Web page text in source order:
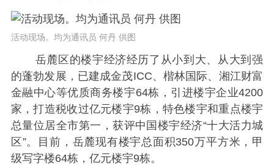
活动现场。均为通讯员 何丹 供图
岳麓区的楼宇经济经历了从小到大、从大到强
的蓬勃发展，已建成金茂ICC、楷林国际、湘江财富
金融中心等优质商务楼宇64栋，引进楼宇企业4200
家，打造税收过亿元楼宇9栋，特色楼宇和重点楼宇
总量位居全市第一，获评中国楼宇经济“十大活力城
区”。目前，岳麓现有楼宇总面积350万平方米，甲
级写字楼64栋，亿元楼宇9栋。